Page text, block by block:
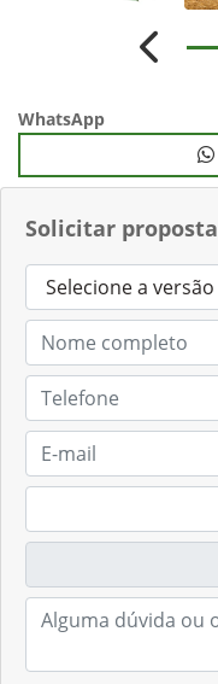
Solicitar proposta
Anterior
WhatsApp